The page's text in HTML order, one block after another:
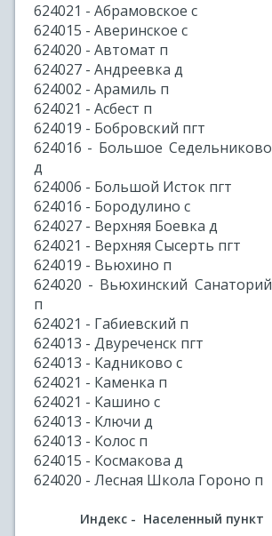
624021 - Абрамовское с
624015 - Аверинское с
624020 - Автомат п
624027 - Андреевка д
624002 - Арамиль п
624021 - Асбест п
624019 - Бобровский пгт
624016 - Большое Седельниково
д
624006 - Большой Исток пгт
624016 - Бородулино с
624027 - Верхняя Боевка д
624021 - Верхняя Сысерть пгт
624019 - Вьюхино п
624020 - Вьюхинский Санаторий
п
624021 - Габиевский п
624013 - Двуреченск пгт
624013 - Кадниково с
624021 - Каменка п
624021 - Кашино с
624013 - Ключи д
624013 - Колос п
624015 - Космакова д
624020 - Лесная Школа Гороно п
Индекс - Населенный пункт